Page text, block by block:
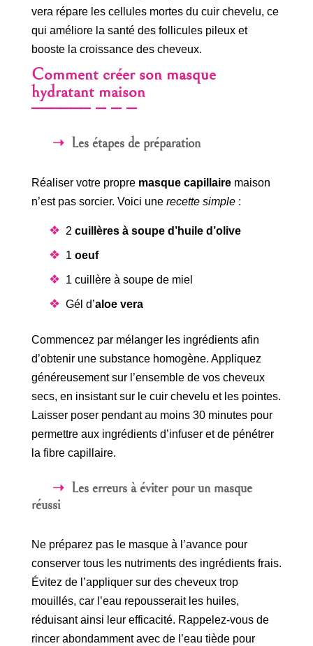
vera répare les cellules mortes du cuir chevelu, ce
qui améliore la santé des follicules pileux et
booste la croissance des cheveux.
Comment créer son masque
hydratant maison
Les étapes de préparation
Réaliser votre propre masque capillairemaison
n’est pas sorcier. Voici une recette simple:
2 cuillères à soupe d’huile d’olive
1 oeuf
1 cuillère à soupe de miel
Gél d’aloe vera
Commencez par mélanger les ingrédients afin
d’obtenir une substance homogène. Appliquez
généreusement sur l’ensemble de vos cheveux
secs, en insistant sur le cuir chevelu et les pointes.
Laisser poser pendant au moins 30 minutes pour
permettre aux ingrédients d’infuser et de pénétrer
la fibre capillaire.
Les erreurs à éviter pour un masque
réussi
Ne préparez pas le masque à l’avance pour
conserver tous les nutriments des ingrédients frais.
Évitez de l’appliquer sur des cheveux trop
mouillés, car l’eau repousserait les huiles,
réduisant ainsi leur efficacité. Rappelez-vous de
rincer abondamment avec de l’eau tiède pour